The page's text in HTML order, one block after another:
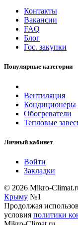
Контакты
Вакансии
FAQ
Блог
Гос. закупки
Популярные категории
Вентиляция
Кондиционеры
Обогреватели
Тепловые
Личный кабинет
Войти
Закладки
© 2026 Mikro-
Крыму №1
Продолжая
условия политики